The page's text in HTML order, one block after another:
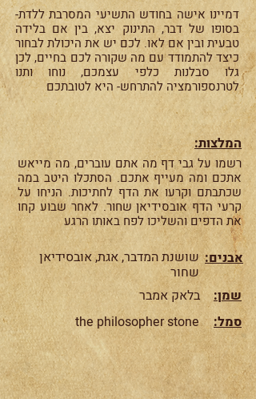
דמיינו אישה בחודש התשיעי המסרבת ללדת-
בסופו של דבר, התינוק יצא, בין אם בלידה
טבעית ובין אם לאו. לכם יש את היכולת לבחור
כיצד להתמודד עם מה שקורה לכם בחיים, לכן
גלו סבלנות כלפי עצמכם, נוחו ותנו
לטרנספורמציה להתרחש- היא לטובתכם
המלצות:
רשמו על גבי דף מה אתם עוברים, מה מייאש
אתכם ומה מעייף אתכם. הסתכלו היטב במה
שכתבתם וקרעו את הדף לחתיכות. הניחו על
קרעי הדף אובסידיאן שחור. לאחר שבוע קחו
את הדפים והשליכו לפח באותו הרגע
שושנת המדבר, אגת, אובסידיאן
שחור
אבנים:
שמן:
בלאק אמבר
the philosopher stone
:סמל